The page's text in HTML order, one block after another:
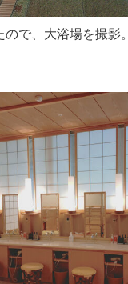
で、大浴場を撮影。